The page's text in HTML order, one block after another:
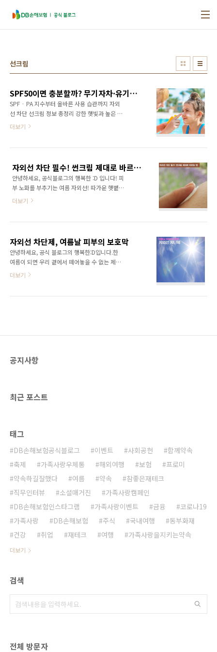
선크림
SPF50이면 충분할까? 무기자차·유기자차 선크림 추천 총정리
SPF · PA 지수부터 올바른 사용 습관까지 자외
선 차단 선크림 정보 총정리 강한 햇빛과 높은 자
외선 지수가 이어지는 여름, 선크림은 이제 선택
어떤 제품을 골라야 할지 헷갈리는 경우도 많습
니다. 피부 타입과 사용 환경에 따라 잘 맞는 선
크림이 달라지는 만큼, 제품 특징을 제대로 알고
선택하는 것이 중요하죠. 올여름 피부를 건강하
과 올바른 사용 방법을 함께 알아보겠습니다.헷
를 때 가장 먼저 보게 되는 것이 바로 ..
더보기
자외선 차단 필수! 썬크림 제대로 바르는 법
안녕하세요, 공식블로그의 행복한 :D 입니다! 피
부 노화를 부추기는 여름 자외선! 따가운 햇볕을
이기려면 피부 건강을 위해 자외선 차단제를 꼼
니다. 자외선 차단지수와 썬크림 바르는 법 자외
선은 파장 길이에 따라 긴 자외선A(UVA), 중간
자외선B(UVB) 로 나뉘는데요. 인체에 나쁜 영향
을 미치는 자외선은 피부색소침착, 노화 등을 일
차단제를 꼼꼼하게 발라줘야 하는데요. 자외선
더보기
자외선 차단제, 여름날 피부의 보호막
안녕하세요, 공식 블로그의 행복한:D입니다.한
여름이 되면 우리 곁에서 떼어놓을 수 없는 제품
이 있습니다. 바로 자외선 차단제인데요. 자외선
발라야 한다는 것은 이제 일반적인 미용 및 건강
려졌기 때..
더보기
공지사항
최근 포스트
태그
DB손해보험공식블로그 이벤트 사회공헌
함께약속
축제
가족사랑우체통 해외여행 보험
프로미
약속하길잘했다
여름 약속
참좋은재테크
직무인터뷰
소셜매거진
가족사랑캠페인
DB손해보험인스타그램
가족사랑이벤트 금융
코로나19
가족사랑
DB손해보험 주식 국내여행
동부화재
건강
취업 재테크 여행 가족사랑을지키는약속
더보기
검색
전체 방문자